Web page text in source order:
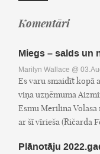
Komentāri
Miegs – salds un
Marilyn Wallace @
Es varu smaidīt kopā
viņa uzņēmuma
Esmu Merilina Volasa
ar šī vīrieša (Ričarda
Plānotāju